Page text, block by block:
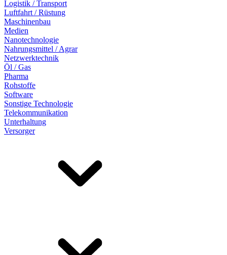
Logistik / Transport
Luftfahrt / Rüstung
Maschinenbau
Medien
Nanotechnologie
Nahrungsmittel / Agrar
Netzwerktechnik
Öl / Gas
Pharma
Rohstoffe
Software
Sonstige Technologie
Telekommunikation
Unterhaltung
Versorger